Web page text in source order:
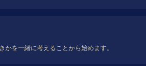
を一緒に考えることから始めます。